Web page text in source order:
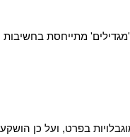
מתייחסת
בפרט, ועל כן